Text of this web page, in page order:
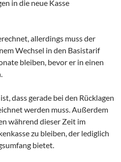
in die neue Kasse
allerdings muss der
Wechsel in den Basistarif
bleiben, bevor er in einen
dass gerade bei den Rücklagen
werden muss. Außerdem
während dieser Zeit im
zu bleiben, der lediglich
bietet.